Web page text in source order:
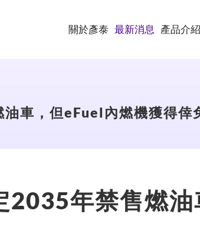
關於彥泰 最新消息 產品介紹
車，但eFuel內燃機獲得倖
2035年禁售燃